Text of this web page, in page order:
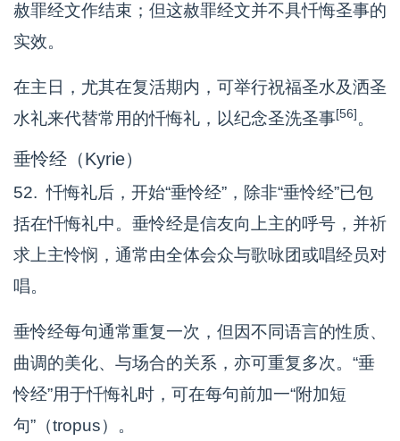
赦罪经文作结束；但这赦罪经文并不具忏悔圣事的
实效。
在主日，尤其在复活期内，可举行祝福圣水及洒圣
水礼来代替常用的忏悔礼，以纪念圣洗圣事[56]。
垂怜经（Kyrie）
52. 忏悔礼后，开始“垂怜经”，除非“垂怜经”已包
括在忏悔礼中。垂怜经是信友向上主的呼号，并祈
求上主怜悯，通常由全体会众与歌咏团或唱经员对
唱。
垂怜经每句通常重复一次，但因不同语言的性质、
曲调的美化、与场合的关系，亦可重复多次。“垂
怜经”用于忏悔礼时，可在每句前加一“附加短
句”（tropus）。